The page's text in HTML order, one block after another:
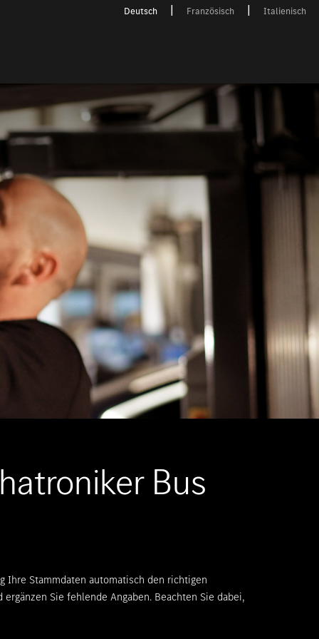
Deutsch Französisch Italienisch
Bus
Ihre Stammdaten automatisch den richtigen
Sie fehlende Angaben. Beachten Sie dabei,